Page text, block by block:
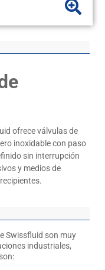
ofrece válvulas de
inoxidable con paso
sin interrupción
y medios de
Swissfluid son muy
industriales,